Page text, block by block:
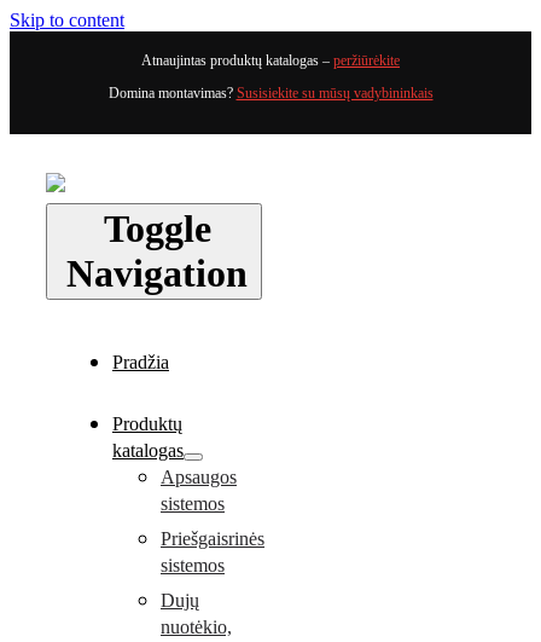
Skip to content
Atnaujintas produktų katalogas – peržiūrėkite
Domina montavimas? Susisiekite su mūsų vadybininkais
Toggle
Navigation
Pradžia
Produktų
katalogas
Apsaugos
sistemos
Priešgaisrinės
sistemos
Dujų
nuotėkio,